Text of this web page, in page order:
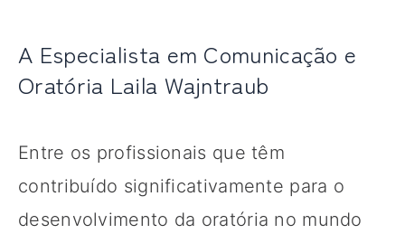
A Especialista em Comunicação e
Oratória Laila Wajntraub
Entre os profissionais que têm
contribuído significativamente para o
desenvolvimento da oratória no mundo